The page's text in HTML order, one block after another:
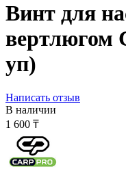
Винт для
вертлюгом
уп)
Написать отзыв
В наличии
1 600 ₸